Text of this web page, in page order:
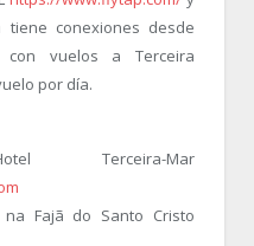
tiene conexiones desde
vuelos a Terceira
por día.
Terceira-Mar
Fajã do Santo Cristo